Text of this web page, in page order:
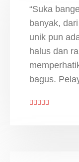
“Suka
banyak,
unik pun
halus dan
bagus.